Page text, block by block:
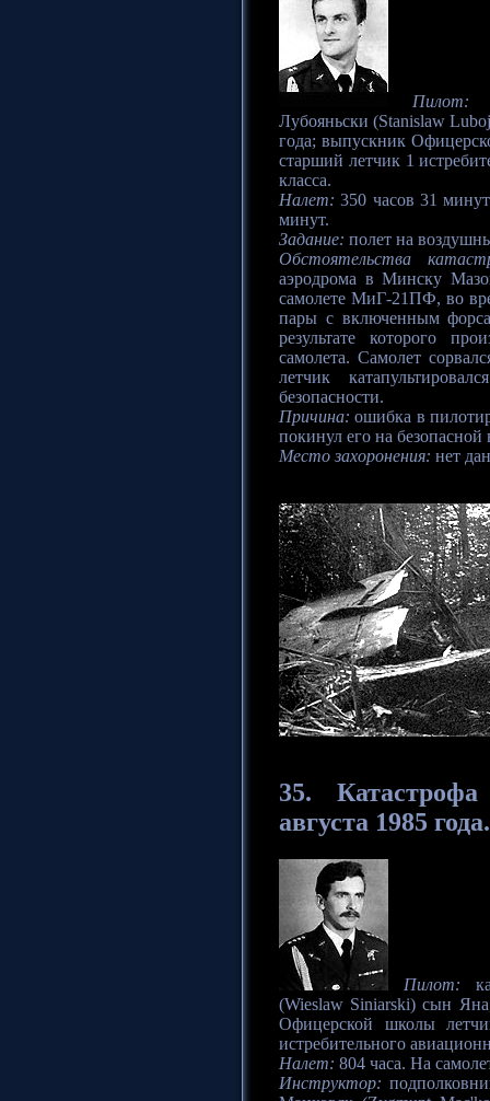
Пилот:
Лубояньски (Stanislaw
года; выпускник
старший летчик 1
класса.
Налет: 350 часов 31
минут.
Задание: полет на
Обстоятельства
аэродрома в Минску
самолете МиГ-21ПФ, во
пары с включенным
результате которого
самолета. Самолет
летчик
безопасности.
Причина: ошибка в
покинул его на безопасной
Место захоронения: нет
35. Катастрофа
августа 1985 года.
Пилот:
(Wieslaw Siniarski) сын
Офицерской школы
истребительного
Налет: 804 часа. На
Инструктор: